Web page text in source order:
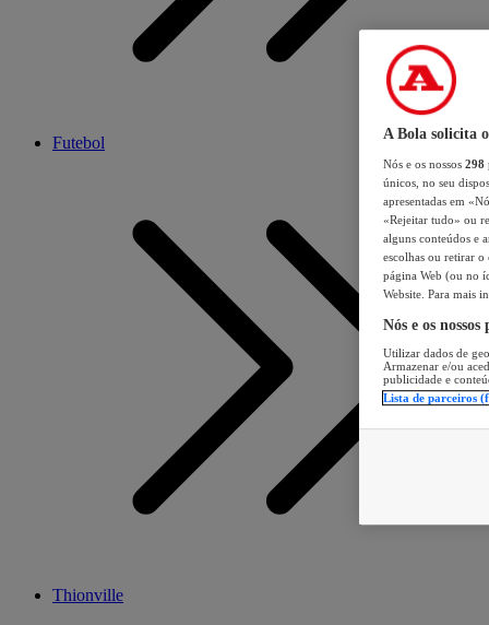
Futebol
Thionville
A Bola solicita
Nós e os nossos 298
únicos, no seu
apresentadas em
«Rejeitar tudo» ou
alguns conteúdos e
escolhas ou retirar
página Web (ou no
Website. Para mais
Nós e os
Utilizar dados de
Armazenar e/ou
publicidade e
Lista de parceiros